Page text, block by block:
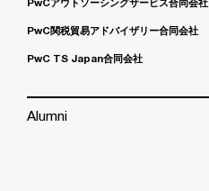
PwCアウトソーシングサービス合同会社
PwC関税貿易アドバイザリー合同会社
PwC TS Japan合同会社
Alumni